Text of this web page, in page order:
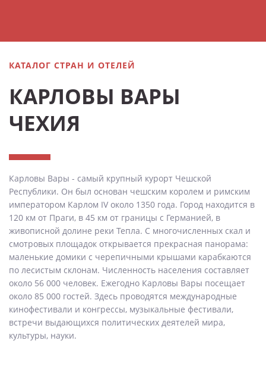
КАТАЛОГ СТРАН И ОТЕЛЕЙ
КАРЛОВЫ ВАРЫ
ЧЕХИЯ
Карловы Вары - самый крупный курорт Чешской
Республики. Он был основан чешским королем и римским
императором Карлом IV около 1350 года. Город находится в
120 км от Праги, в 45 км от границы с Германией, в
живописной долине реки Тепла. С многочисленных скал и
смотровых площадок открывается прекрасная панорама:
маленькие домики с черепичными крышами карабкаются
по лесистым склонам. Численность населения составляет
около 56 000 человек. Ежегодно Карловы Вары посещает
около 85 000 гостей. Здесь проводятся международные
кинофестивали и конгрессы, музыкальные фестивали,
встречи выдающихся политических деятелей мира,
культуры, науки.